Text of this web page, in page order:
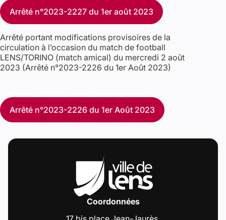
Arrêté n°2023-2227 du 1er août 2023
Arrêté portant modifications provisoires de la
circulation à l’occasion du match de football
LENS/TORINO (match amical) du mercredi 2 août
2023 (Arrêté n°2023-2226 du 1er Août 2023)
Arrêté n°2023-2226 du 1er Août 2023
Coordonnées